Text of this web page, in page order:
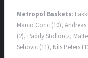
Metropol Baskets:
Marco Coric (10),
(2), Paddy Stollorcz,
Sehovic (11), Nils Peters